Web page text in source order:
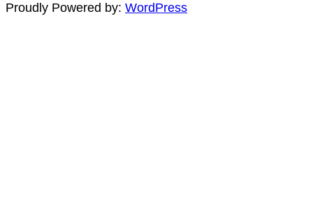
Proudly Powered by: WordPress